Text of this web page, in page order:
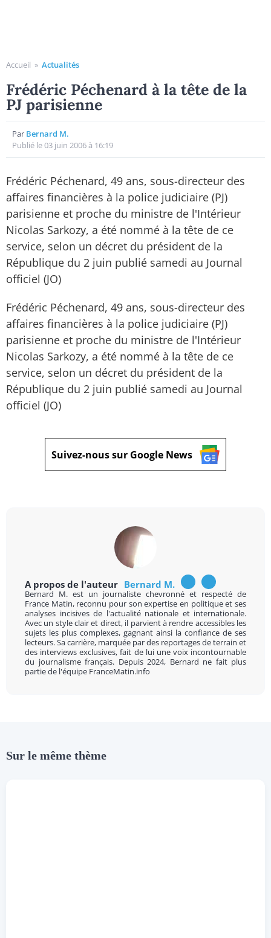
Accueil » Actualités
Frédéric Péchenard à la tête de la
PJ parisienne
Par Bernard M.
Publié le 03 juin 2006 à 16:19
Frédéric Péchenard, 49 ans, sous-directeur des
affaires financières à la police judiciaire (PJ)
parisienne et proche du ministre de l'Intérieur
Nicolas Sarkozy, a été nommé à la tête de ce
service, selon un décret du président de la
République du 2 juin publié samedi au Journal
officiel (JO)
Frédéric Péchenard, 49 ans, sous-directeur des
affaires financières à la police judiciaire (PJ)
parisienne et proche du ministre de l'Intérieur
Nicolas Sarkozy, a été nommé à la tête de ce
service, selon un décret du président de la
République du 2 juin publié samedi au Journal
officiel (JO)
Suivez-nous sur Google News
A propos de l'auteur Bernard M.
Bernard M. est un journaliste chevronné et respecté de
France Matin, reconnu pour son expertise en politique et ses
analyses incisives de l'actualité nationale et internationale.
Avec un style clair et direct, il parvient à rendre accessibles les
sujets les plus complexes, gagnant ainsi la confiance de ses
lecteurs. Sa carrière, marquée par des reportages de terrain et
des interviews exclusives, fait de lui une voix incontournable
du journalisme français. Depuis 2024, Bernard ne fait plus
partie de l'équipe FranceMatin.info
Sur le même thème